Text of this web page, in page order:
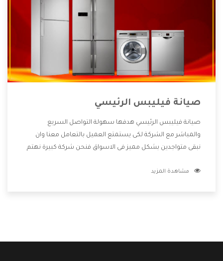
صيانة فيليبس الرئيسي
صيانة فيليبس الرئيسي هدفها سهولة التواصل السريع
والمباشر مع الشركة لكى يستمتع العميل بالتعامل معنا وان
نبقى متواجدين بشكل مميز فى الاسواق فنحن شركة كبيرة نهتم
الشركة بها والتى تكون منها خدمة الصيانة التى تكون من أهم
مشاهدة المزيد